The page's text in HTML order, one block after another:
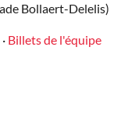
Bollaert-Delelis)
· Billets de l'équipe